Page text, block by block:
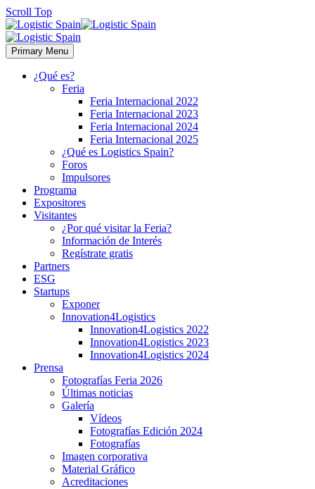
Scroll Top
Primary Menu
¿Qué es?
Feria
Feria Internacional 2022
Feria Internacional 2023
Feria Internacional 2024
Feria Internacional 2025
¿Qué es Logistics Spain?
Foros
Impulsores
Programa
Expositores
Visitantes
¿Por qué visitar la Feria?
Información de Interés
Regístrate gratis
Partners
ESG
Startups
Exponer
Innovation4Logistics
Innovation4Logistics 2022
Innovation4Logistics 2023
Innovation4Logistics 2024
Prensa
Fotografías Feria 2026
Últimas noticias
Galería
Vídeos
Fotografías Edición 2024
Fotografías
Imagen corporativa
Material Gráfico
Acreditaciones